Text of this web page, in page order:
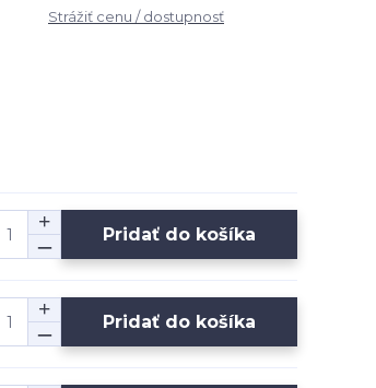
Strážiť cenu / dostupnosť
Pridať do košíka
Pridať do košíka